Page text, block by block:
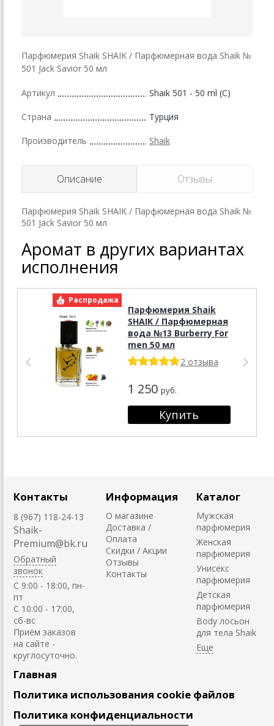
Парфюмерия Shaik SHAIK / Парфюмерная вода Shaik №
501 Jack Savior 50 мл
Артикул Shaik 501 - 50 ml (C)
Страна Турция
Производитель Shaik
Описание Отзывы
Парфюмерия Shaik SHAIK / Парфюмерная вода Shaik №
501 Jack Savior 50 мл
Аромат в других вариантах
исполнения
Распродажа
Парфюмерия Shaik
SHAIK / Парфюмерная
вода №13 Burberry For
men 50 мл
2 отзыва
1 250 руб.
Контакты
8 (967) 118-24-13
Shaik-
Premium@bk.ru
Обратный
звонок
C 9:00 - 18:00, пн-
пт
С 10:00 - 17:00,
сб-вс
Приём заказов
на сайте -
круглосуточно.
Информация
О магазине
Доставка /
Оплата
Скидки / Акции
Отзывы
Контакты
Каталог
Мужская
парфюмерия
Женская
парфюмерия
Унисекс
парфюмерия
Детская
парфюмерия
Body лосьон
для тела Shaik
Главная
Политика использования cookie файлов
Политика конфиденциальности